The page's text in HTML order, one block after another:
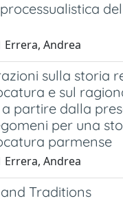
del
Errera, Andrea
sulla storia
e sul
partire dalla
per una
parmense
Errera, Andrea
Traditions